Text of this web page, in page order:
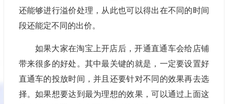
还能够进行溢价处理，从此也可以得出在不同的时间
段还能定不同的出价。
如果大家在淘宝上开店后，开通直通车会给店铺
带来很多的好处。其中最关键的就是，一定要设置好
直通车的投放时间，并且还要针对不同的效果再去选
择。如果想要达到最为理想的效果，可以通过上面这